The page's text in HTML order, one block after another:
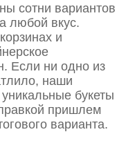
сотни вариантов
любой вкус.
и
Если ни одно из
наши
букеты
пришлем
варианта.